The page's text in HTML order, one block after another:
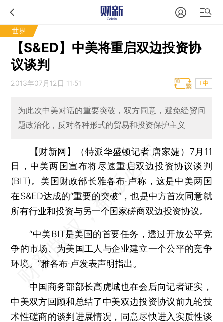
世界
【S&ED】中美将重启双边投资协
议谈判
2013年07月12日 11:51 T中
为此次中美对话的重要突破，双方同意，避免经贸问
题政治化，反对各种形式的贸易和投资保护主义
【财新网】（特派华盛顿记者 唐家婕 ） 7月11
日，中美两国宣布将尽速重启双边投资协议谈判
(BIT)。美国财政部长雅各布·卢称，这是中美两国
在S&ED达成的“重要的突破”，也是中方首次同意就
所有行业和投资与另一个国家磋商双边投资协议。
“中美BIT是美国的首要任务，透过开放公平竞
争的市场、为美国工人与企业建立一个公平的竞争
环境。”雅各布·卢发表声明指出。
中国商务部部长高虎城也在会后向记者证实，
中美双方回顾和总结了中美双边投资协议前九轮技
术性磋商的谈判进展情况，同意尽快进入实质性谈